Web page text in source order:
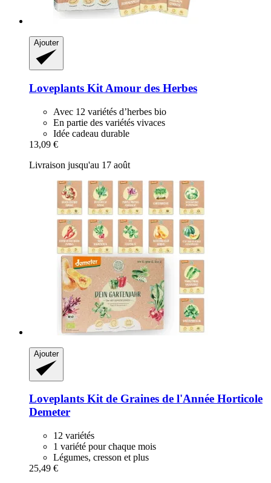
Ajouter
Loveplants Kit Amour des Herbes
Avec 12 variétés d’herbes bio
En partie des variétés vivaces
Idée cadeau durable
13,09 €
Livraison jusqu'au 17 août
Ajouter
Loveplants Kit de Graines de l'Année Horticole
Demeter
12 variétés
1 variété pour chaque mois
Légumes, cresson et plus
25,49 €